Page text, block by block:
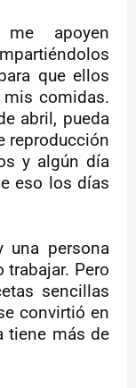
apoyen
que ellos
mis comidas.
abril, pueda
reproducción
y algún día
eso los días
una persona
trabajar. Pero
sencillas
convirtió en
tiene más de